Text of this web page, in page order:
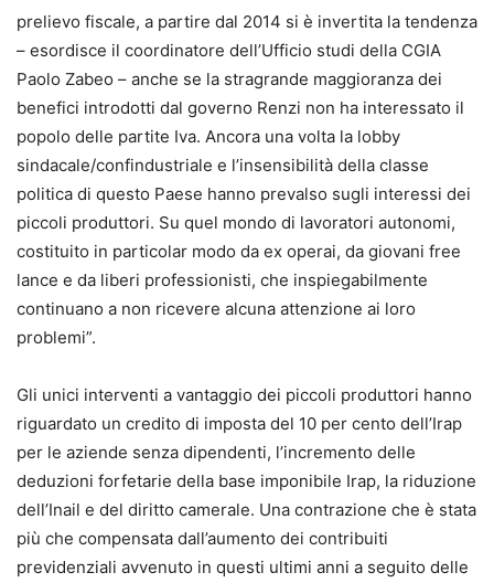
prelievo fiscale, a partire dal 2014 si è invertita la tendenza
– esordisce il coordinatore dell’Ufficio studi della CGIA
Paolo Zabeo – anche se la stragrande maggioranza dei
benefici introdotti dal governo Renzi non ha interessato il
popolo delle partite Iva. Ancora una volta la lobby
sindacale/confindustriale e l’insensibilità della classe
politica di questo Paese hanno prevalso sugli interessi dei
piccoli produttori. Su quel mondo di lavoratori autonomi,
costituito in particolar modo da ex operai, da giovani free
lance e da liberi professionisti, che inspiegabilmente
continuano a non ricevere alcuna attenzione ai loro
problemi”.
Gli unici interventi a vantaggio dei piccoli produttori hanno
riguardato un credito di imposta del 10 per cento dell’Irap
per le aziende senza dipendenti, l’incremento delle
deduzioni forfetarie della base imponibile Irap, la riduzione
dell’Inail e del diritto camerale. Una contrazione che è stata
più che compensata dall’aumento dei contribuiti
previdenziali avvenuto in questi ultimi anni a seguito delle